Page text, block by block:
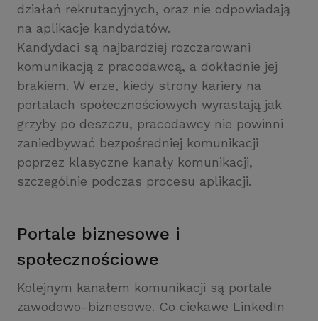
działań rekrutacyjnych, oraz nie odpowiadają
na aplikacje kandydatów.
Kandydaci są najbardziej rozczarowani
komunikacją z pracodawcą, a dokładnie jej
brakiem. W erze, kiedy strony kariery na
portalach społecznościowych wyrastają jak
grzyby po deszczu, pracodawcy nie powinni
zaniedbywać bezpośredniej komunikacji
poprzez klasyczne kanały komunikacji,
szczególnie podczas procesu aplikacji.
Portale biznesowe i
społecznościowe
Kolejnym kanałem komunikacji są portale
zawodowo-biznesowe. Co ciekawe LinkedIn